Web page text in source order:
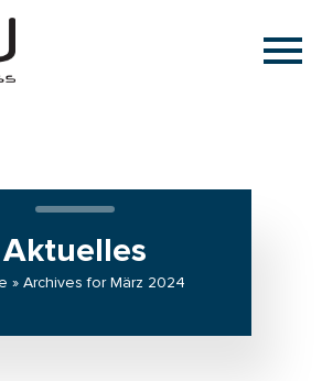
Aktuelles
» Archives for März 2024